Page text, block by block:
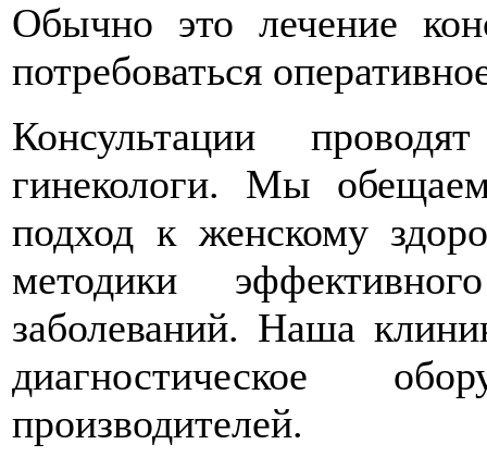
Обычно это лечение
потребоваться
Консультации
гинекологи. Мы
подход к женскому
методики
заболеваний. Наша
диагностическое
производителей.